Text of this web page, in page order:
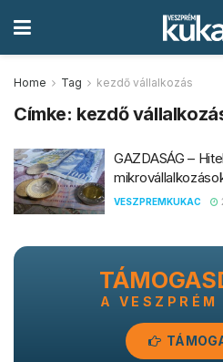
Home Tag kezdő vállalkozás
Címke: kezdő
GAZDASÁG –
VESZPREMKUKAC
A VESZPRÉM